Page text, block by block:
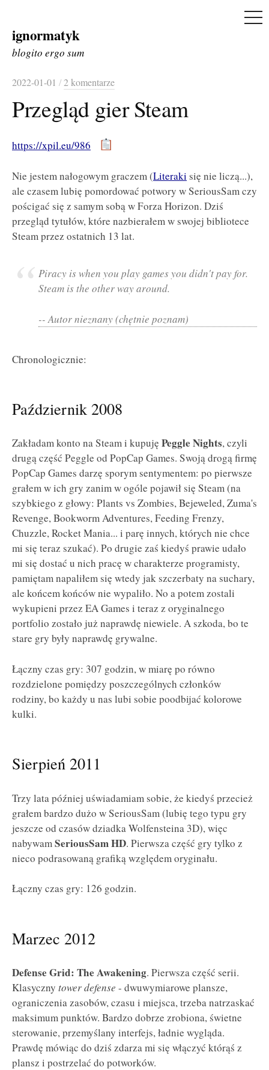
Skip
to
ignormatyk
blogito ergo sum
2022-01-01 /2 komentarze
Przegląd gier Steam
https://xpil.eu/986
Nie jestem nałogowym graczem (Literaki się nie liczą...),
ale czasem lubię pomordować potwory w SeriousSam czy
pościgać się z samym sobą w Forza Horizon. Dziś
przegląd tytułów, które nazbierałem w swojej bibliotece
Steam przez ostatnich 13 lat.
Piracy is when you play games you didn't pay for.
Steam is the other way around.
-- Autor nieznany (chętnie poznam)
Chronologicznie:
Październik 2008
Zakładam konto na Steam i kupuję Peggle Nights, czyli
drugą część Peggle od PopCap Games. Swoją drogą firmę
PopCap Games darzę sporym sentymentem: po pierwsze
grałem w ich gry zanim w ogóle pojawił się Steam (na
szybkiego z głowy: Plants vs Zombies, Bejeweled, Zuma's
Revenge, Bookworm Adventures, Feeding Frenzy,
Chuzzle, Rocket Mania... i parę innych, których nie chce
mi się teraz szukać). Po drugie zaś kiedyś prawie udało
mi się dostać u nich pracę w charakterze programisty,
pamiętam napaliłem się wtedy jak szczerbaty na suchary,
ale końcem końców nie wypaliło. No a potem zostali
wykupieni przez EA Games i teraz z oryginalnego
portfolio zostało już naprawdę niewiele. A szkoda, bo te
stare gry były naprawdę grywalne.
Łączny czas gry: 307 godzin, w miarę po równo
rozdzielone pomiędzy poszczególnych członków
rodziny, bo każdy u nas lubi sobie poodbijać kolorowe
kulki.
Sierpień 2011
Trzy lata później uświadamiam sobie, że kiedyś przecież
grałem bardzo dużo w SeriousSam (lubię tego typu gry
jeszcze od czasów dziadka Wolfensteina 3D), więc
nabywamSeriousSam HD. Pierwsza część gry tylko z
nieco podrasowaną grafiką względem oryginału.
Łączny czas gry: 126 godzin.
Marzec 2012
Defense Grid: The Awakening. Pierwsza część serii.
Klasyczny tower defense - dwuwymiarowe plansze,
ograniczenia zasobów, czasu i miejsca, trzeba natrzaskać
maksimum punktów. Bardzo dobrze zrobiona, świetne
sterowanie, przemyślany interfejs, ładnie wygląda.
Prawdę mówiąc do dziś zdarza mi się włączyć którąś z
plansz i postrzelać do potworków.